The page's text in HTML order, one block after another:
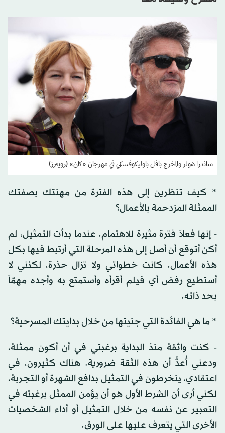
ساندرا هولر والمخرج بافل باوليكوفسكي في مهرجان «كان» (رويترز)
* ‪كيف تنظرين إلى هذه الفترة من مهنتك بصفتك
الممثلة المزدحمة بالأعمال؟
- إنها فعلاً فترة مثيرة للاهتمام. عندما بدأت التمثيل، لم
أكن أتوقع أن أصل إلى هذه المرحلة التي أرتبط فيها بكل
هذه الأعمال. كانت خطواتي ولا تزال حذرة، لكنني لا
أستطيع رفض أي فيلم أقرأه وأستمتع به وأجده مهمّاً
بحد ذاته.
* ما هي الفائدة التي جنيتها من خلال بدايتك المسرحية؟
- كنت واثقة منذ البداية برغبتي في أن أكون ممثلة،
ودعني أُعدُّ أن هذه الثقة ضرورية. هناك كثيرون، في
اعتقادي، ينخرطون في التمثيل بدافع الشهرة أو التجربة،
لكني أرى أن الشرط الأول هو أن يؤمن الممثل برغبته في
التعبير عن نفسه من خلال التمثيل أو أداء الشخصيات
الأخرى التي يتعرف عليها على الورق.